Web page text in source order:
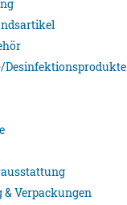
Verpackungen